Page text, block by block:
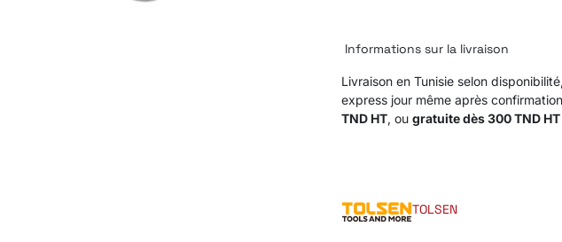
Informations sur la livraison
Livraison en Tunisie selon
express jour même après
TND HT, ou gratuite dès 300 TND HT
TOLSEN